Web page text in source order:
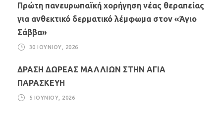
Πρώτη πανευρωπαϊκή χορήγηση νέας θεραπείας
για ανθεκτικό δερματικό λέμφωμα στον «Άγιο
Σάββα»
30 ΙΟΥΝΊΟΥ, 2026
ΔΡΑΣΗ ΔΩΡΕΑΣ ΜΑΛΛΙΩΝ ΣΤΗΝ ΑΓΙΑ
ΠΑΡΑΣΚΕΥΗ
5 ΙΟΥΝΊΟΥ, 2026